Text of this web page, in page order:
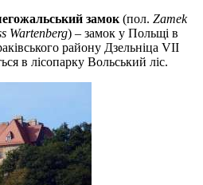
замок (пол. Zamek
Wartenberg) – замок у Польщі в
району Дзельніца VII
в лісопарку Вольський ліс.